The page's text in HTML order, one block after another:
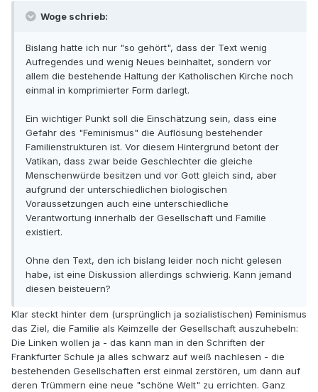
Woge schrieb:
Bislang hatte ich nur "so gehört", dass der Text wenig
Aufregendes und wenig Neues beinhaltet, sondern vor
allem die bestehende Haltung der Katholischen Kirche noch
einmal in komprimierter Form darlegt.
Ein wichtiger Punkt soll die Einschätzung sein, dass eine
Gefahr des "Feminismus" die Auflösung bestehender
Familienstrukturen ist. Vor diesem Hintergrund betont der
Vatikan, dass zwar beide Geschlechter die gleiche
Menschenwürde besitzen und vor Gott gleich sind, aber
aufgrund der unterschiedlichen biologischen
Voraussetzungen auch eine unterschiedliche
Verantwortung innerhalb der Gesellschaft und Familie
existiert.
Ohne den Text, den ich bislang leider noch nicht gelesen
habe, ist eine Diskussion allerdings schwierig. Kann jemand
diesen beisteuern?
Klar steckt hinter dem (ursprünglich ja sozialistischen) Feminismus
das Ziel, die Familie als Keimzelle der Gesellschaft auszuhebeln:
Die Linken wollen ja - das kann man in den Schriften der
Frankfurter Schule ja alles schwarz auf weiß nachlesen - die
bestehenden Gesellschaften erst einmal zerstören, um dann auf
deren Trümmern eine neue "schöne Welt" zu errichten. Ganz